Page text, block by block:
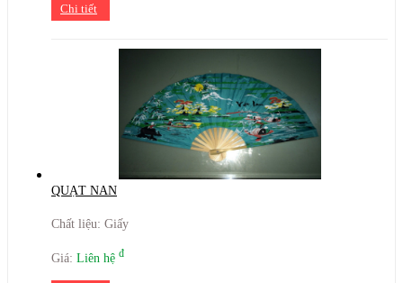
Chi tiết
QUẠT NAN
Chất liệu: Giấy
Giá: Liên hệ đ